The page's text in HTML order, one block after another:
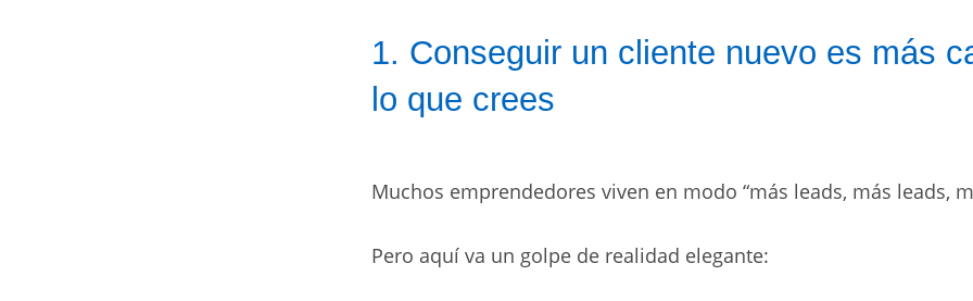
1. Conseguir un cliente nuevo es más
lo que crees
Muchos emprendedores viven en modo “más leads, más leads,
Pero aquí va un golpe de realidad elegante: